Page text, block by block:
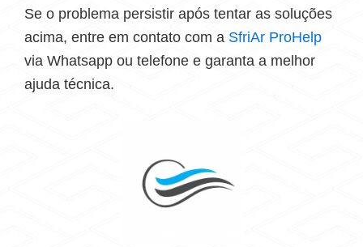
Se o problema persistir após tentar as soluções
acima, entre em contato com a SfriAr ProHelp
via Whatsapp ou telefone e garanta a melhor
ajuda técnica.